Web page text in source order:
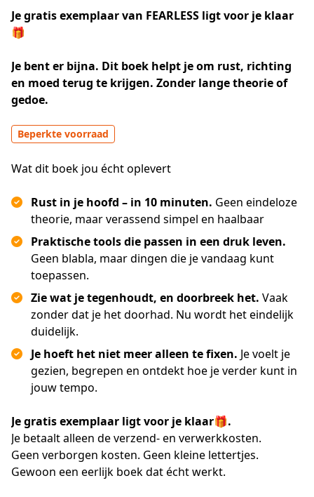
Je gratis exemplaar van FEARLESS ligt voor je klaar
🎁
Je bent er bijna. Dit boek helpt je om rust, richting
en moed terug te krijgen. Zonder lange theorie of
gedoe.
Beperkte voorraad
Wat dit boek jou écht oplevert
Rust in je hoofd – in 10 minuten. Geen eindeloze
theorie, maar verassend simpel en haalbaar
Praktische tools die passen in een druk leven.
Geen blabla, maar dingen die je vandaag kunt
toepassen.
Zie wat je tegenhoudt, en doorbreek het. Vaak
zonder dat je het doorhad. Nu wordt het eindelijk
duidelijk.
Je hoeft het niet meer alleen te fixen. Je voelt je
gezien, begrepen en ontdekt hoe je verder kunt in
jouw tempo.
Je gratis exemplaar ligt voor je klaar🎁.
Je betaalt alleen de verzend- en verwerkkosten.
Geen verborgen kosten. Geen kleine lettertjes.
Gewoon een eerlijk boek dat écht werkt.